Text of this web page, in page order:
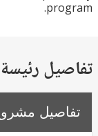
رئيسة
مشروع